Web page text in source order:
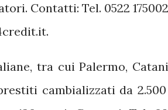
Contatti: Tel. 0522
tra cui Palermo,
cambializzati da